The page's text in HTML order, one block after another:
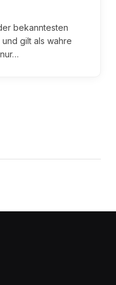
bekanntesten
gilt als wahre